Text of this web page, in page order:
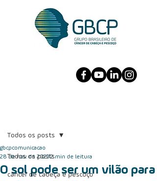
Todos os posts
câncer de cabeça e pescoço
Todos os posts
O sol pode ser um vilão para
gbcpcomunicacao
28 de nov. de 20232 min de leitura